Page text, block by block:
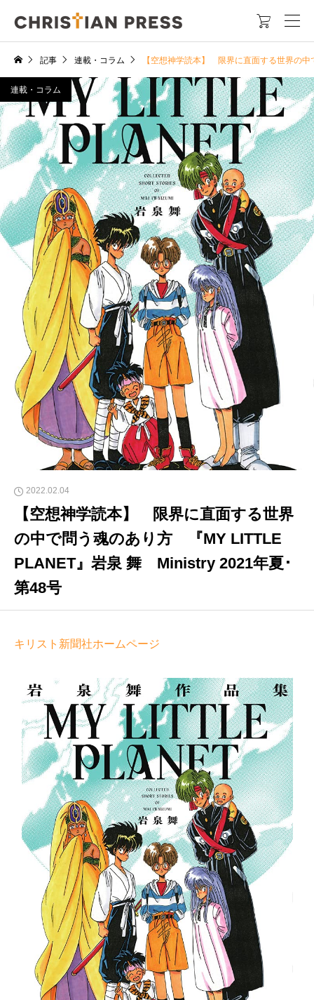

記事 連載・コラム 【空想神学読本】 限界に直面する世界の
連載・コラム
2022.02.04
【空想神学読本】 限界に直面する世界
の中で問う魂のあり方 『MY LITTLE
PLANET』岩泉 舞 Ministry 2021年夏･
第48号
キリスト新聞社ホームページ